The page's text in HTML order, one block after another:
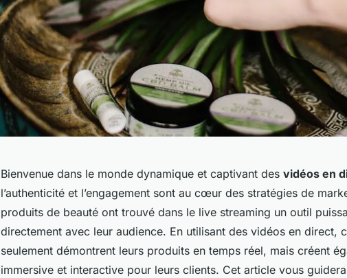
Bienvenue dans le monde dynamique et captivant des vidéos en
l’authenticité et l’engagement sont au cœur des stratégies de
produits de beauté ont trouvé dans le live streaming un outil
directement avec leur audience. En utilisant des vidéos en direct,
seulement démontrent leurs produits en temps réel, mais créent
immersive et interactive pour leurs clients. Cet article vous